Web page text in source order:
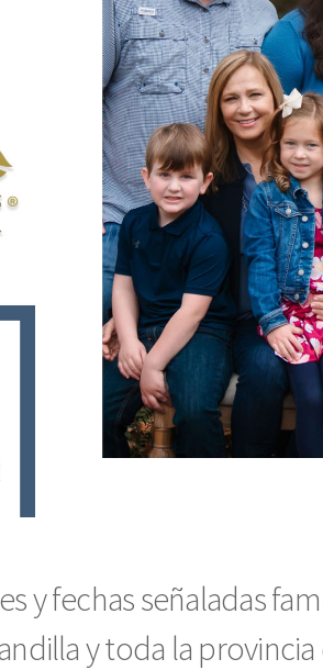
y fechas señaladas
y toda la